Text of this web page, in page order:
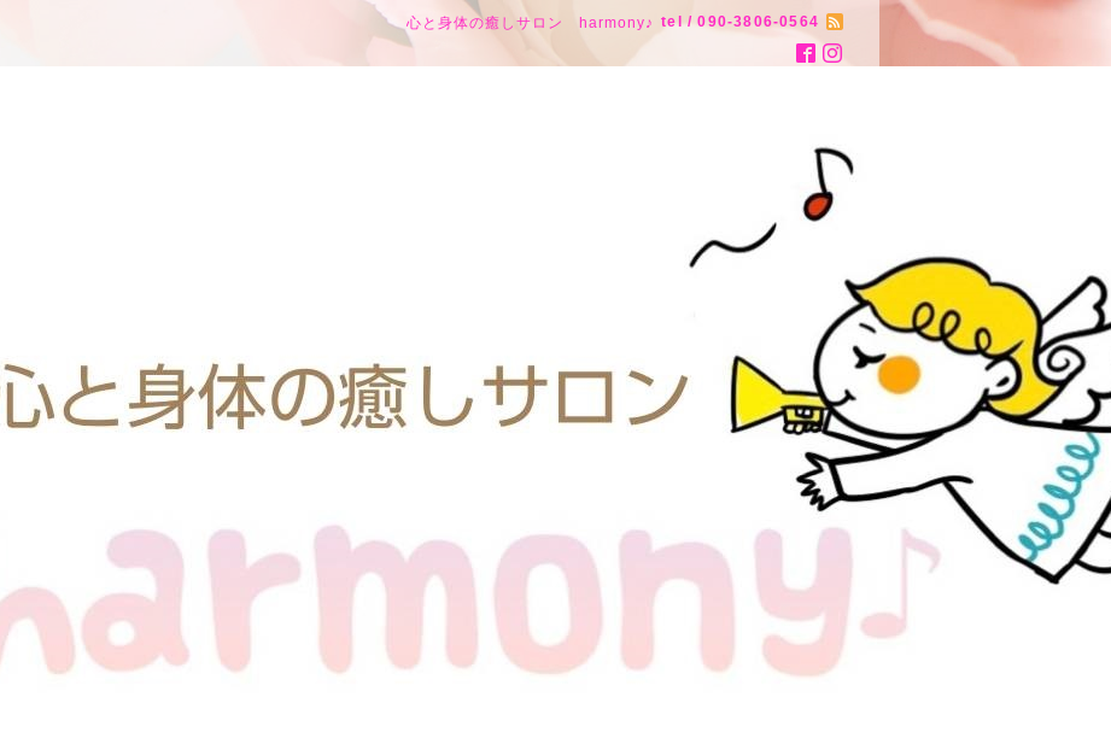
心と身体の癒しサロン harmony♪ tel / 090-3806-0564